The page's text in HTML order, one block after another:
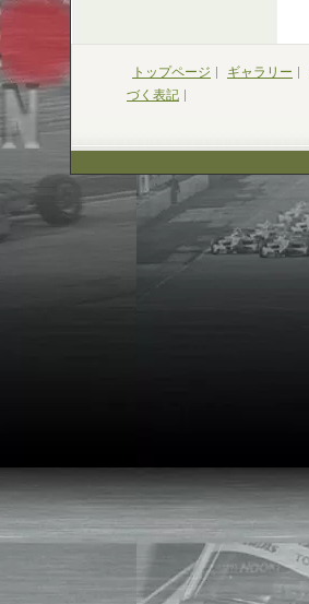
トップページ ギャラリー
づく表記